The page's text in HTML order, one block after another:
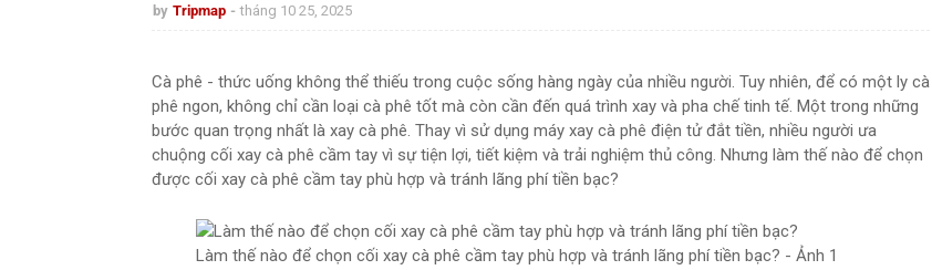
by Tripmap tháng 10 25, 2025
Cà phê - thức uống không thể thiếu trong cuộc sống hàng ngày của nhiều người. Tuy nhiên, để có một ly cà
phê ngon, không chỉ cần loại cà phê tốt mà còn cần đến quá trình xay và pha chế tinh tế. Một trong những
bước quan trọng nhất là xay cà phê. Thay vì sử dụng máy xay cà phê điện tử đắt tiền, nhiều người ưa
chuộng cối xay cà phê cầm tay vì sự tiện lợi, tiết kiệm và trải nghiệm thủ công. Nhưng làm thế nào để chọn
được cối xay cà phê cầm tay phù hợp và tránh lãng phí tiền bạc?
Làm thế nào để chọn cối xay cà phê cầm tay phù hợp và tránh lãng phí tiền bạc? - Ảnh 1